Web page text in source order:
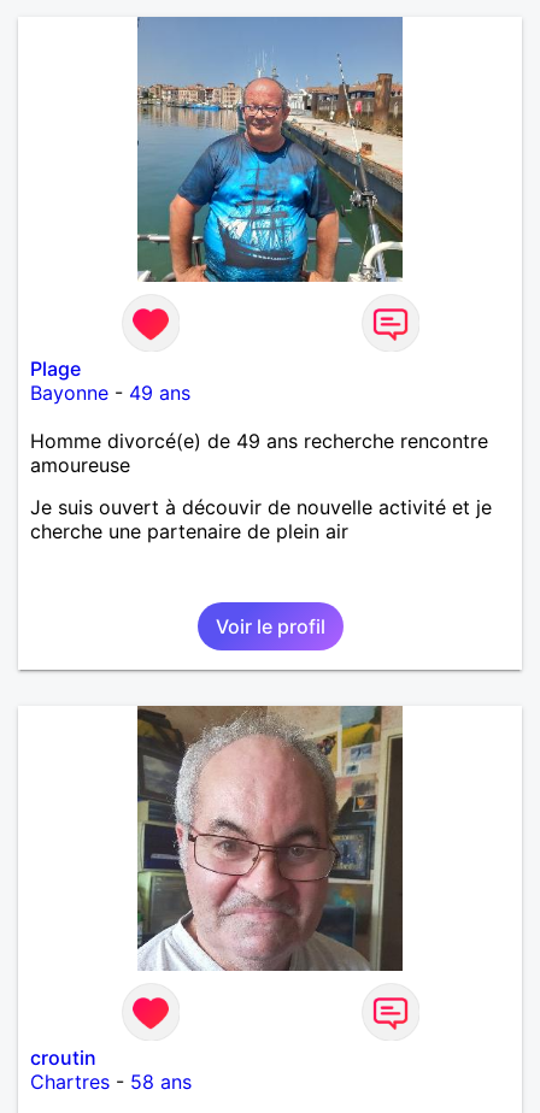
une belle amitié et qu'il n'est jamais trop tard pour
écrire une nouvelle histoire. Si vous aimez les
échanges sincères, les valeurs de respect et de
simplicité, nous pourrions faire connaissance autour
d'un café suivi d'une balade, sans précipitation et
laisser le temps faire le reste. Au plaisir de vous lire.
Plage
Bayonne - 49 ans
Homme divorcé(e) de 49 ans recherche rencontre
amoureuse
Je suis ouvert à découvir de nouvelle activité et je
cherche une partenaire de plein air
Voir le profil
croutin
Chartres - 58 ans